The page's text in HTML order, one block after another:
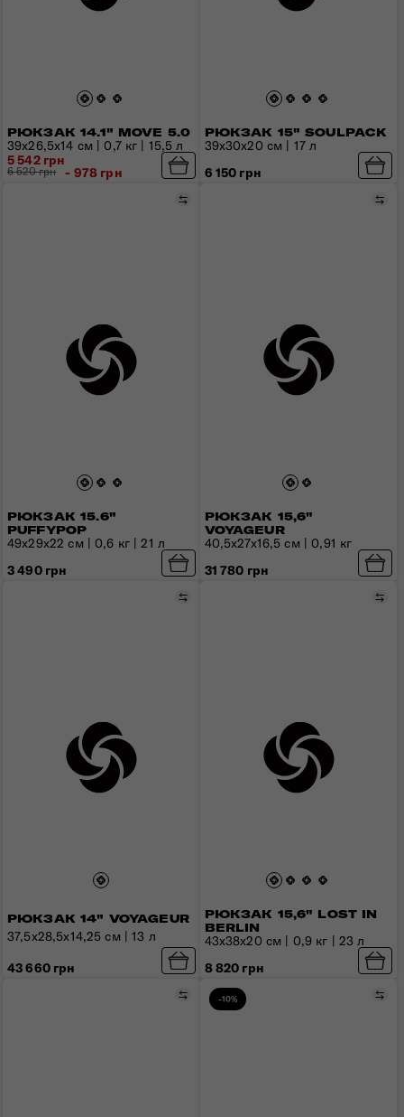
РЮКЗАК 14.1" MOVE 5.0
39x26,5x14 см | 0,7 кг | 15,5 л
5 542 грн
6 520 грн - 978 грн
РЮКЗАК 15" SOULPACK
39x30x20 см | 17 л
6 150 грн
РЮКЗАК 15.6"
PUFFYPOP
Порівняти
49x29x22 см | 0,6 кг | 21 л
3 490 грн
РЮКЗАК 15,6"
VOYAGEUR
40,5x27x16,5 см | 0,91 кг
31 780 грн
РЮКЗАК 14" VOYAGEUR
Порівняти
37,5х28,5х14,25 см | 13 л
43 660 грн
РЮКЗАК 15,6" LOST IN
BERLIN
43х38х20 см | 0,9 кг | 23 л
8 820 грн
Порівняти
-10%